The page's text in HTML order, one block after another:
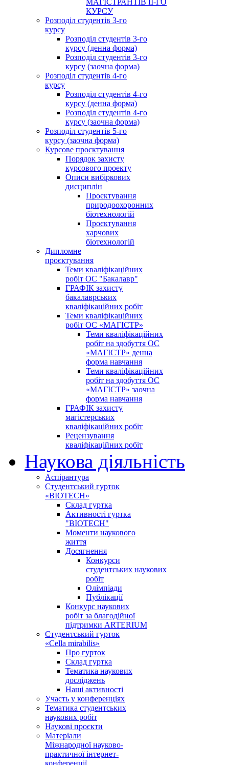
МАГІСТРАНТІВ ІІ-ГО
КУРСУ
Розподіл студентів 3-го
курсу
Розподіл студентів 3-го
курсу (денна форма)
Розподіл студентів 3-го
курсу (заочна форма)
Розподіл студентів 4-го
курсу
Розподіл студентів 4-го
курсу (денна форма)
Розподіл студентів 4-го
курсу (заочна форма)
Розподіл студентів 5-го
курсу (заочна форма)
Курсове проєктування
Порядок захисту
курсового проекту
Описи вибіркових
дисциплін
Проєктування
природоохоронних
біотехнологій
Проєктування
харчових
біотехнологій
Дипломне
проєктування
Теми кваліфікаційних
робіт ОС "Бакалавр"
ГРАФІК захисту
бакалаврських
кваліфікаційних робіт
Теми кваліфікаційних
робіт ОС «МАГІСТР»
Теми кваліфікаційних
робіт на здобуття ОС
«МАГІСТР» денна
форма навчання
Теми кваліфікаційних
робіт на здобуття ОС
«МАГІСТР» заочна
форма навчання
ГРАФІК захисту
магістерських
кваліфікаційних робіт
Рецензування
кваліфікаційних робіт
Наукова діяльність
Аспірантура
Студентський гурток
«BIOTECH»
Склад гуртка
Активності гуртка
"BIOTECH"
Моменти наукового
життя
Досягнення
Конкурси
студентських наукових
робіт
Олімпіади
Публікації
Конкурс наукових
робіт за благодійної
підтримки ARTERIUM
Студентський гурток
«Cella mirabilis»
Про гурток
Склад гуртка
Тематика наукових
досліджень
Наші активності
Участь у конференціях
Тематика студентських
наукових робіт
Наукові проєкти
Матеріали
Міжнародної науково-
практичної інтернет-